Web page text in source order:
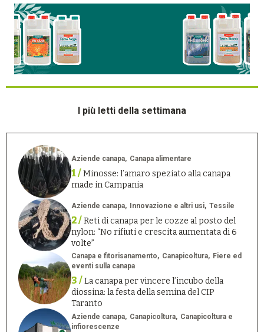
I più letti della settimana
Aziende canapa Canapa alimentare
1 /Minosse: l’amaro speziato alla canapa
made in Campania
Aziende canapa Innovazione e altri usi Tessile
2 /Reti di canapa per le cozze al posto del
nylon: “No rifiuti e crescita aumentata di 6
volte”
Canapa e fitorisanamento Canapicoltura
Fiere ed
eventi sulla canapa
3 /La canapa per vincere l’incubo della
diossina: la festa della semina del CIP
Taranto
Aziende canapa Canapicoltura
Canapicoltura e
infiorescenze